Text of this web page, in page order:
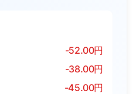
-52.00円
-38.00円
-45.00円